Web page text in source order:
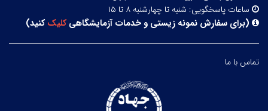
ساعات پاسخگویی: شنبه تا چهارشنبه ۸ تا ۱۵
(برای سفارش نمونه زیستی و خدمات آزمایشگاهیکلیککنید)
تماس با ما